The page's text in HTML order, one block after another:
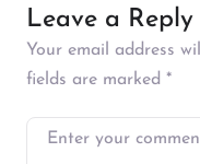
Leave a Reply
Your email address
fields are marked *
Enter your comment